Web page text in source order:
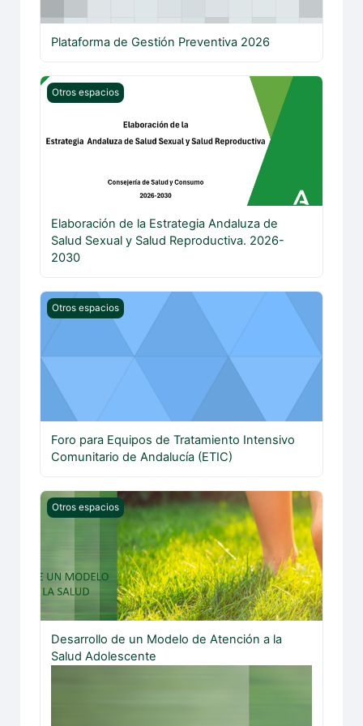
Plataforma de Gestión Preventiva 2026
Elaboración de la Estrategia Andaluza de Salud Sexual
Otros espacios
Elaboración de la Estrategia Andaluza de
Salud Sexual y Salud Reproductiva. 2026-
2030
Foro para Equipos de Tratamiento Intensivo
Otros espacios
Foro para Equipos de Tratamiento Intensivo
Comunitario de Andalucía (ETIC)
Desarrollo de un Modelo de Atención a la Salud
Otros espacios
Desarrollo de un Modelo de Atención a la
Salud Adolescente